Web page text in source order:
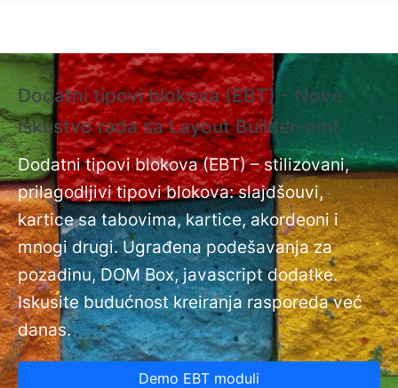
Dodatni tipovi blokova (EBT) - Novo
iskustvo rada sa Layout Builder-om❗
Dodatni tipovi blokova (EBT) – stilizovani,
prilagodljivi tipovi blokova: slajdšouvi,
kartice sa tabovima, kartice, akordeoni i
mnogi drugi. Ugrađena podešavanja za
pozadinu, DOM Box, javascript dodatke.
Iskusite budućnost kreiranja rasporeda već
danas.
Demo EBT moduli
na